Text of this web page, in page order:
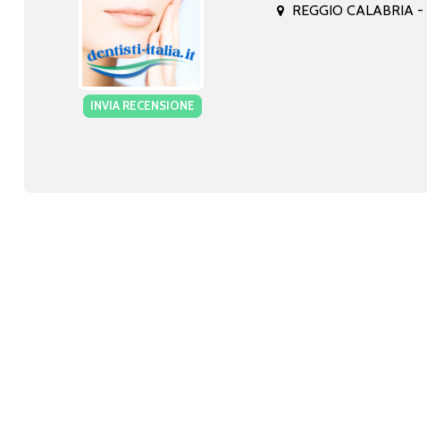
INVIA RECENSIONE
REGGIO CALABRIA -